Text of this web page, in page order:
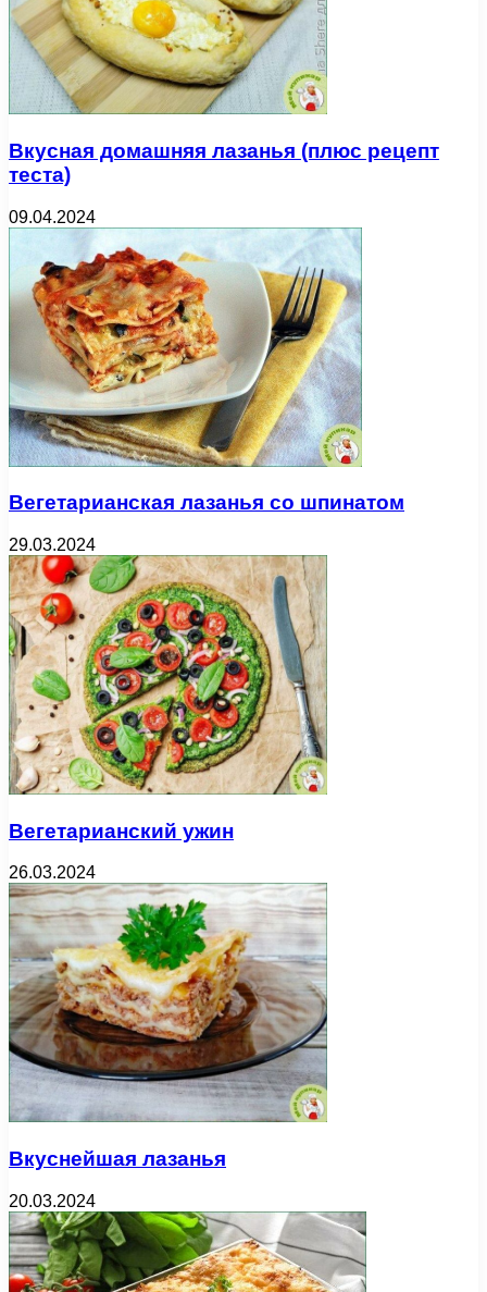
Вкусная домашняя лазанья (плюс рецепт
теста)
09.04.2024
Вегетарианская лазанья со шпинатом
29.03.2024
Вегетарианский ужин
26.03.2024
Вкуснейшая лазанья
20.03.2024